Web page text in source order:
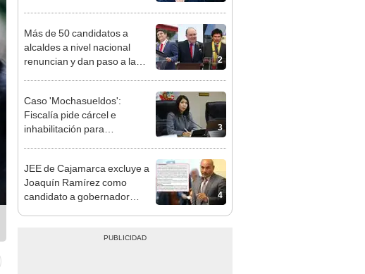
2
Más de 50 candidatos a
alcaldes a nivel nacional
renuncian y dan paso a la
3
Caso 'Mochasueldos':
Fiscalía pide cárcel e
inhabilitación para
4
JEE de Cajamarca excluye a
Joaquín Ramírez como
candidato a gobernador